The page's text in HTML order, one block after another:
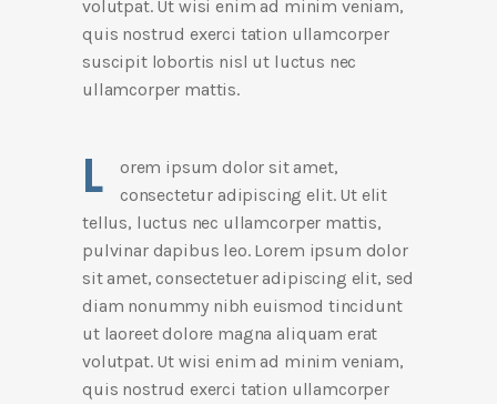
volutpat. Ut wisi enim ad minim veniam,
quis nostrud exerci tation ullamcorper
suscipit lobortis nisl ut luctus nec
ullamcorper mattis.
L
orem ipsum dolor sit amet,
consectetur adipiscing elit. Ut elit
tellus, luctus nec ullamcorper mattis,
pulvinar dapibus leo. Lorem ipsum dolor
sit amet, consectetuer adipiscing elit, sed
diam nonummy nibh euismod tincidunt
ut laoreet dolore magna aliquam erat
volutpat. Ut wisi enim ad minim veniam,
quis nostrud exerci tation ullamcorper